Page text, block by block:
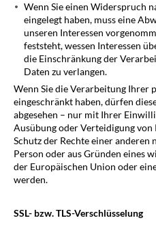
Wenn Sie einen Widerspruch
eingelegt haben, muss eine
unseren Interessen
feststeht, wessen Interessen
die Einschränkung der
Daten zu verlangen.
Wenn Sie die Verarbeitung Ihrer
eingeschränkt haben, dürfen
abgesehen – nur mit Ihrer
Ausübung oder Verteidigung von
Schutz der Rechte einer
Person oder aus Gründen eines
der Europäischen Union oder
werden.
SSL- bzw. TLS-Verschlüsselung